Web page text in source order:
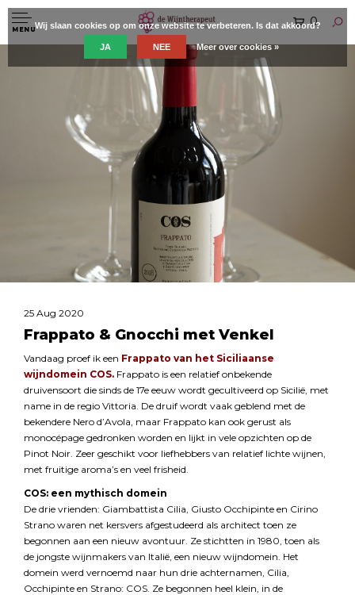
MENU
0
25 Aug 2020
Frappato & Gnocchi met Venkel
Vandaag proef ik een Frappato van het Siciliaanse
wijndomein COS. Frappato is een relatief onbekende
druivensoort die sinds de 17e eeuw wordt gecultiveerd op Sicilië, met
name in de regio Vittoria. De druif wordt vaak geblend met de
bekendere Nero d’Avola, maar Frappato kan ook gerust als
monocépage gedronken worden en lijkt in vele opzichten op de
Pinot Noir. Zeer geschikt voor liefhebbers van relatief lichte wijnen,
met fruitige aroma’s en veel frisheid.
COS: een mythisch domein
De drie vrienden: Giambattista Cilia, Giusto Occhipinte en Cirino
Strano waren net kersvers afgestudeerd als architect toen ze
begonnen aan een nieuw avontuur. Ze stichtten in 1980, toen als
de jongste wijnmakers van Italië, een nieuw wijndomein. Het
domein werd vernoemd naar hun drie achternamen, Cilia,
Occhipinte en Strano: COS. Ze begonnen heel klein, in de
Wij slaan cookies op om onze website te verbeteren. Is dat akkoord?
JA NEE Meer over cookies »